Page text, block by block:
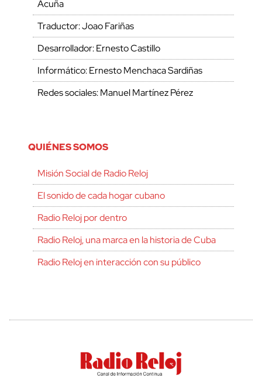
Acuña
Traductor: Joao Fariñas
Desarrollador: Ernesto Castillo
Informático: Ernesto Menchaca Sardiñas
Redes sociales: Manuel Martínez Pérez
QUIÉNES SOMOS
Misión Social de Radio Reloj
El sonido de cada hogar cubano
Radio Reloj por dentro
Radio Reloj, una marca en la historia de Cuba
Radio Reloj en interacción con su público